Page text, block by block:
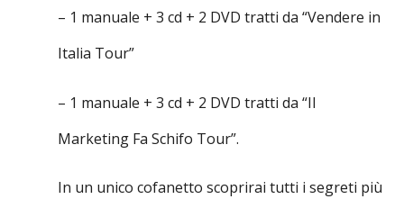
– 1 manuale + 3 cd + 2 DVD tratti da “Vendere in
Italia Tour”
– 1 manuale + 3 cd + 2 DVD tratti da “Il
Marketing Fa Schifo Tour”.
In un unico cofanetto scoprirai tutti i segreti più